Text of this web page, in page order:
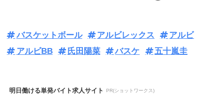
バスケットボール アルビレックス
アルビ
アルビBB
氏田陽菜 バスケ 五十嵐圭
明日働ける単発バイト求人サイト PR(ショットワークス)